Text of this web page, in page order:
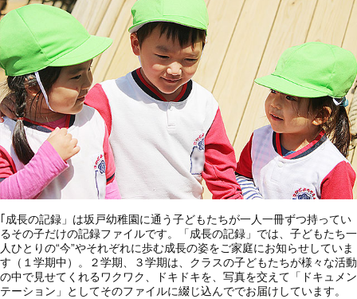
｢成長の記録」は坂戸幼稚園に通う子どもたちが一人一冊ずつ持ってい
るその子だけの記録ファイルです。「成長の記録」では、子どもたち一
人ひとりの“今”やそれぞれに歩む成長の姿をご家庭にお知らせしていま
す（１学期中）。２学期、３学期は、クラスの子どもたちが様々な活動
の中で見せてくれるワクワク、ドキドキを、写真を交えて「ドキュメン
テーション」としてそのファイルに綴じ込んででお届けしています。